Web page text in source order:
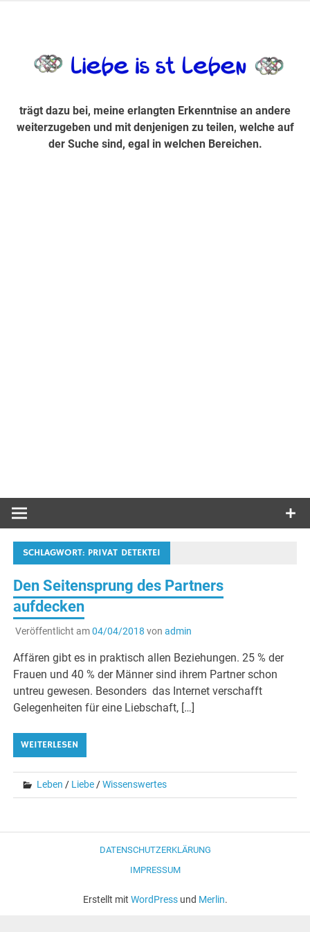
Suche sind, egal in welchen Bereichen.
trägt dazu bei, meine erlangten Erkenntnise an andere
weiterzugeben und mit denjenigen zu teilen, welche auf
der Suche sind, egal in welchen Bereichen.
SCHLAGWORT: PRIVAT DETEKTEI
Den Seitensprung des Partners
aufdecken
Veröffentlicht am04/04/2018 von admin
Affären gibt es in praktisch allen Beziehungen. 25 % der
Frauen und 40 % der Männer sind ihrem Partner schon
untreu gewesen. Besonders das Internet verschafft
Gelegenheiten für eine Liebschaft, […]
WEITERLESEN
Leben / Liebe/Wissenswertes
DATENSCHUTZERKLÄRUNG
IMPRESSUM
Erstellt mit WordPressund Merlin.